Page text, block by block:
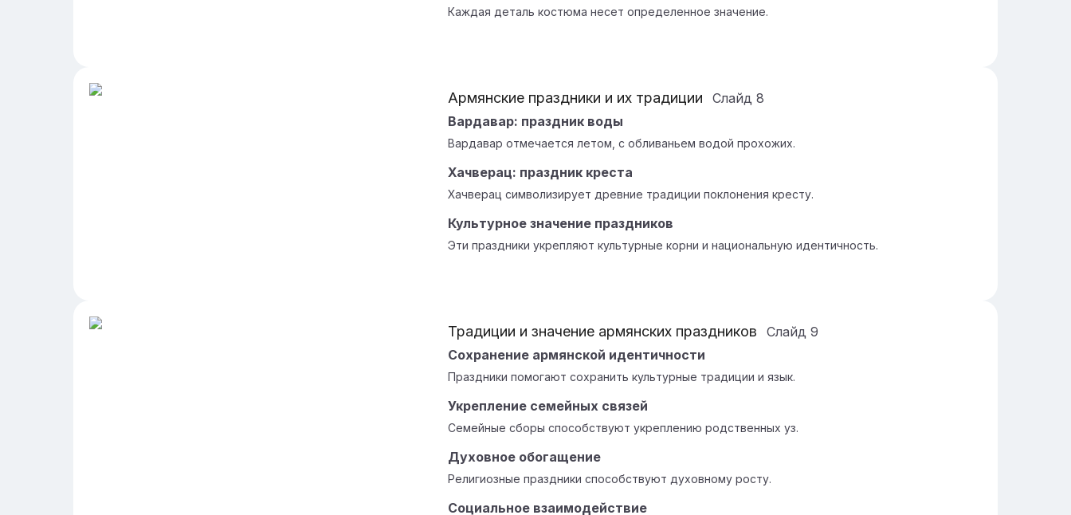
Каждая деталь костюма несет определенное значение.
Армянские праздники и их традиции Слайд 8
Вардавар: праздник воды
Вардавар отмечается летом, с обливаньем водой прохожих.
Хачверац: праздник креста
Хачверац символизирует древние традиции поклонения кресту.
Культурное значение праздников
Эти праздники укрепляют культурные корни и национальную идентичность.
Традиции и значение армянских праздников Слайд 9
Сохранение армянской идентичности
Праздники помогают сохранить культурные традиции и язык.
Укрепление семейных связей
Семейные сборы способствуют укреплению родственных уз.
Духовное обогащение
Религиозные праздники способствуют духовному росту.
Социальное взаимодействие